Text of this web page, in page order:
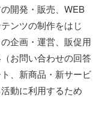
開発・販売、WEB
ンツの制作をはじ
企画・運営、販促用
お問い合わせの回答
、新商品・新サービ
動に利用するため